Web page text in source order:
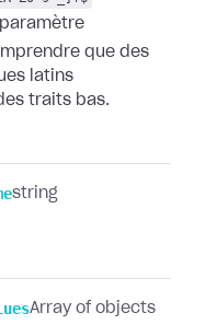
que des
latins
traits bas.
string
Array of objects